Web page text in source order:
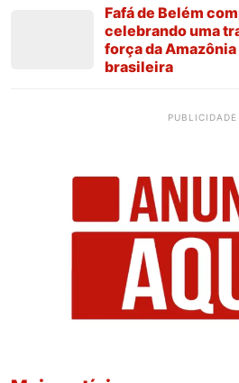
Fafá de Belém
celebrando uma
força da
brasileira
PUBLICIDADE